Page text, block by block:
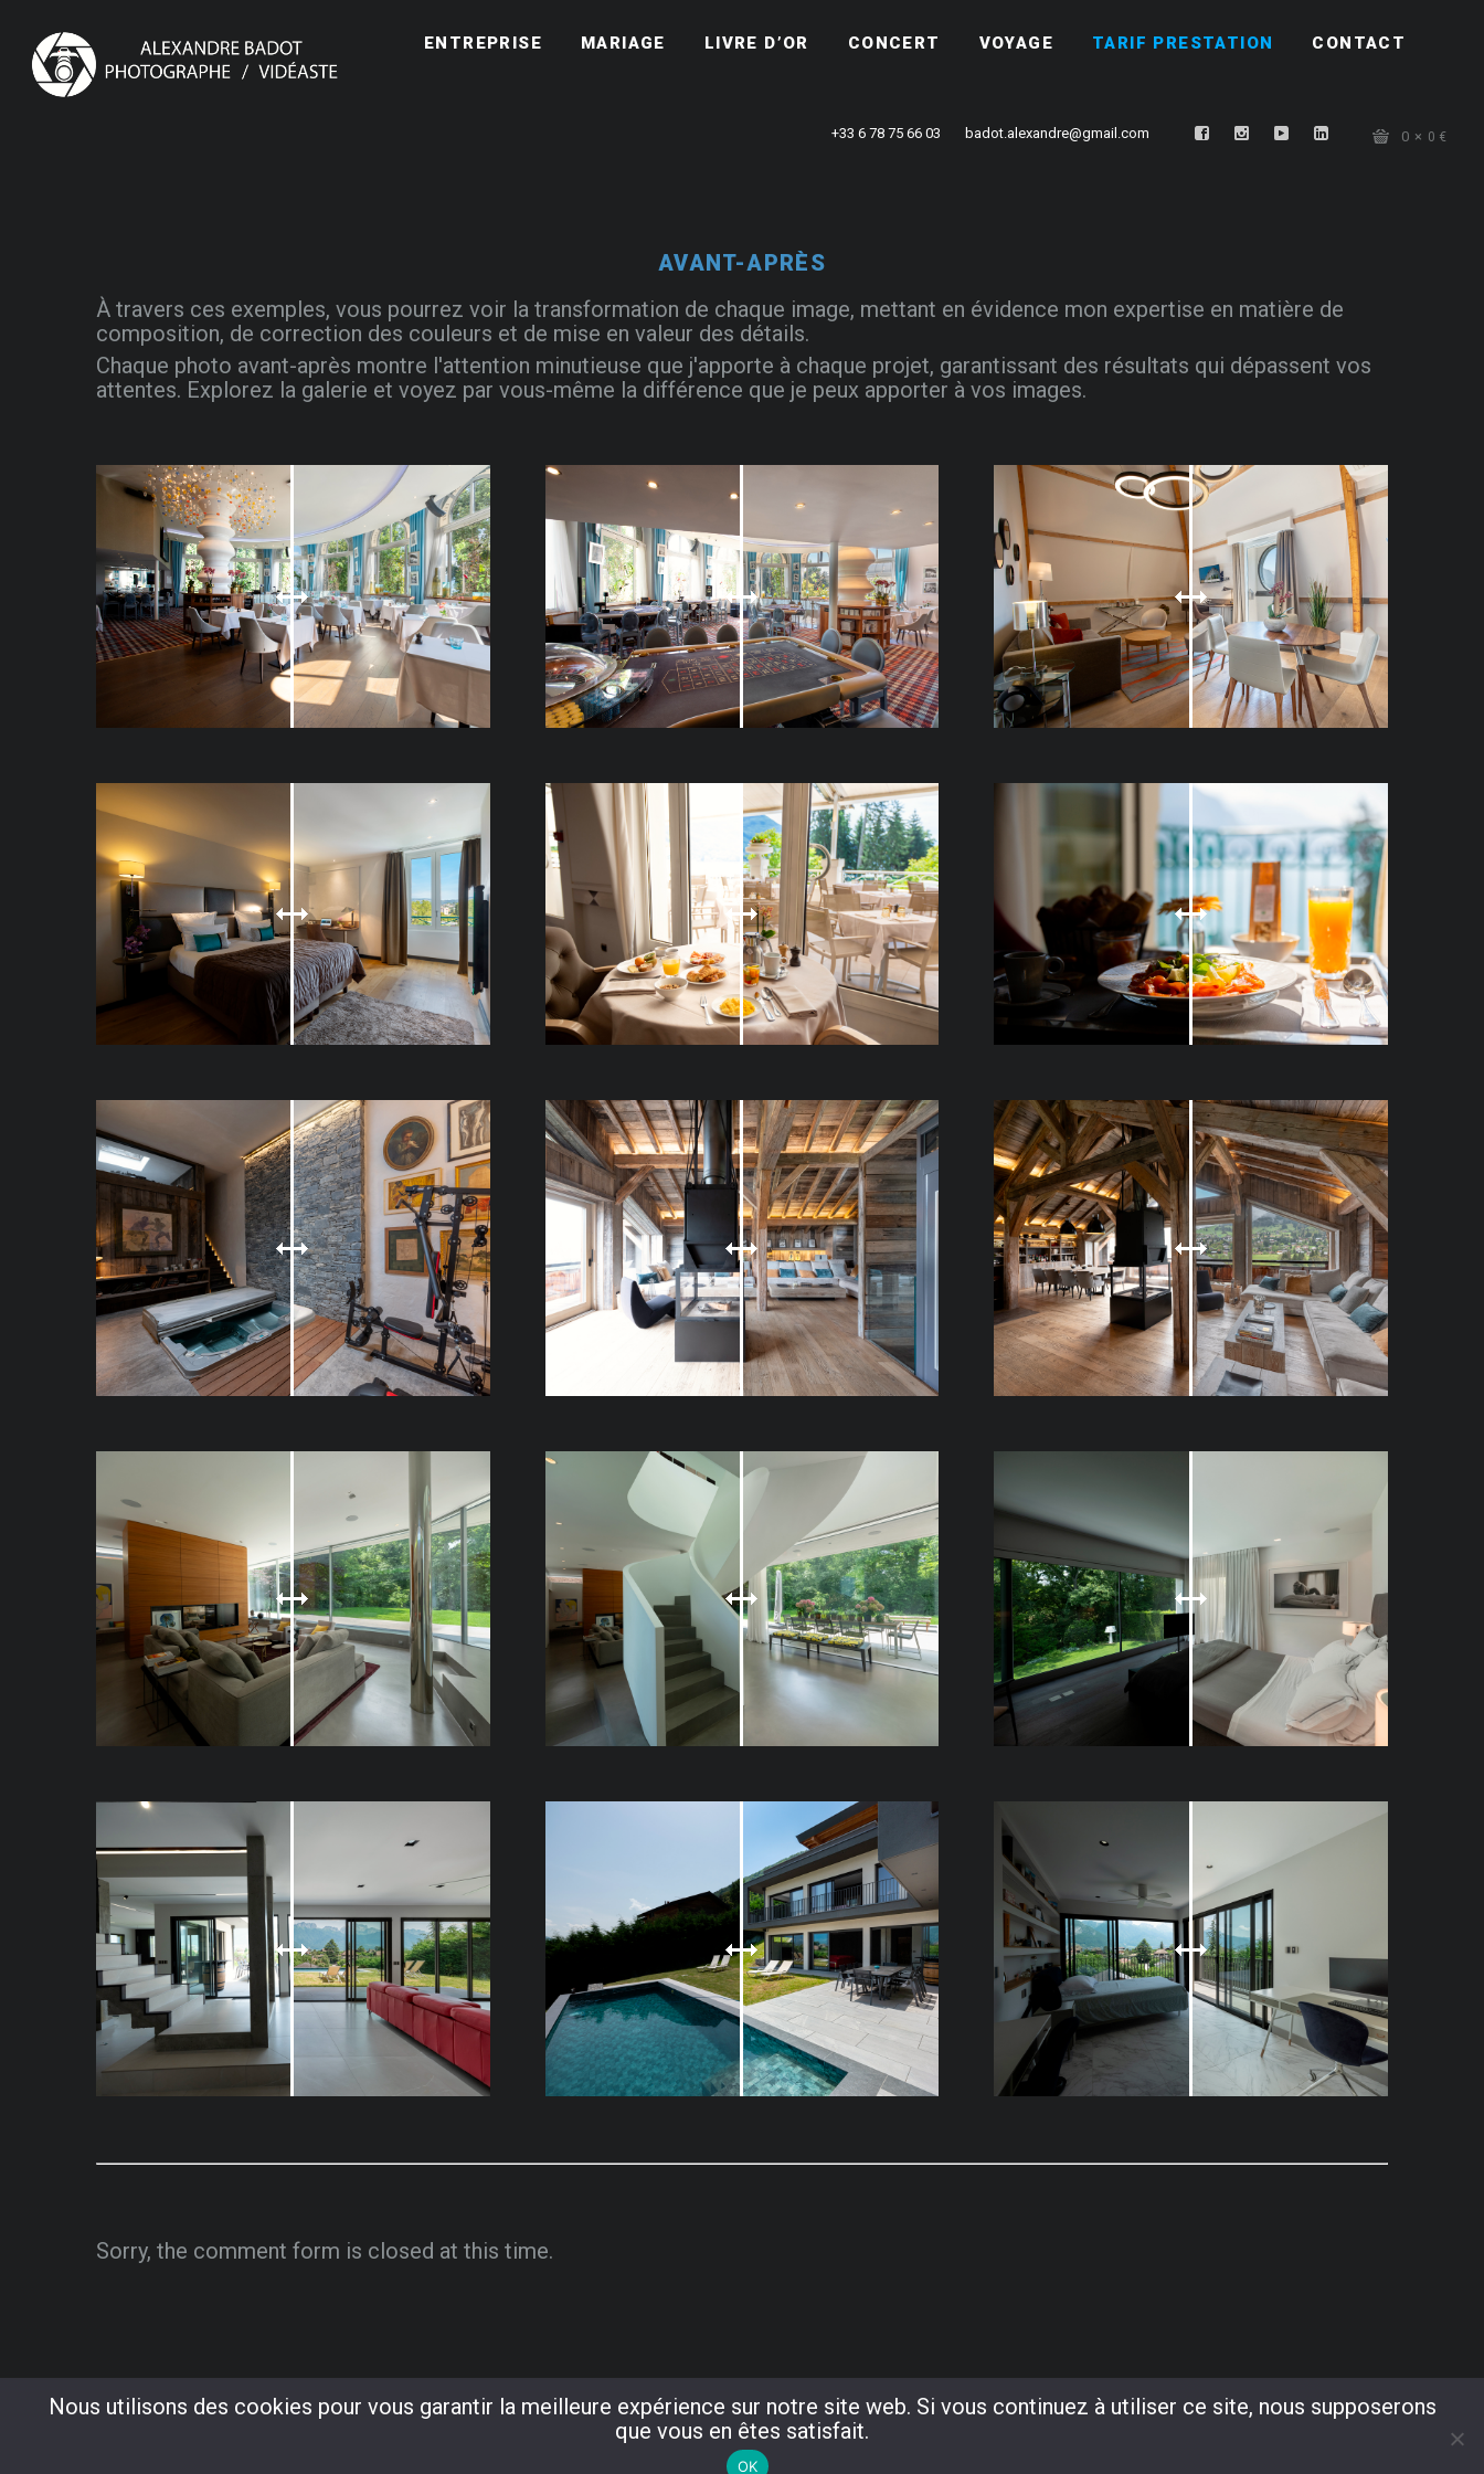
ENTREPRISE MARIAGE LIVRE D’OR CONCERT VOYAGE TARIF PRESTATION CONTACT
0 0 €
badot.alexandre@gmail.com
+33 6 78 75 66 03
AVANT-APRÈS
À travers ces exemples, vous pourrez voir la transformation de chaque image, mettant en évidence mon expertise en matière de
composition, de correction des couleurs et de mise en valeur des détails.
Chaque photo avant-après montre l'attention minutieuse que j'apporte à chaque projet, garantissant des résultats qui dépassent vos
attentes. Explorez la galerie et voyez par vous-même la différence que je peux apporter à vos images.
Sorry, the comment form is closed at this time.
Nous utilisons des cookies pour vous garantir la meilleure expérience sur notre site web. Si vous continuez à utiliser ce site, nous supposerons
que vous en êtes satisfait.
OK